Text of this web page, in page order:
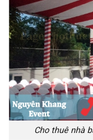
Cho thuê nhà